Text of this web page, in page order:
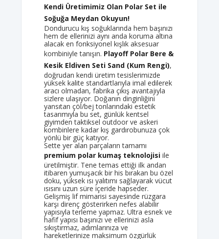
Kendi Üretimimiz Olan Polar Set ile
Soğuğa Meydan Okuyun!
Dondurucu kış soğuklarında hem başınızı
hem de ellerinizi aynı anda koruma altına
alacak en fonksiyonel kışlık aksesuar
kombiniyle tanışın. Playoff Polar Bere &
Kesik Eldiven Seti Sand (Kum Rengi),
doğrudan kendi üretim tesislerimizde
yüksek kalite standartlarıyla imal edilerek
aracı olmadan, fabrika çıkış avantajıyla
sizlere ulaşıyor. Doğanın dinginliğini
yansıtan çöl/bej tonlarındaki estetik
tasarımıyla bu set, günlük kentsel
giyimden taktiksel outdoor ve askeri
kombinlere kadar kış gardırobunuza çok
yönlü bir güç katıyor.
Sette yer alan parçaların tamamı
premium polar kumaş teknolojisiile
üretilmiştir. Tene temas ettiği ilk andan
itibaren yumuşacık bir his bırakan bu özel
doku, yüksek ısı yalıtımı sağlayarak vücut
ısısını uzun süre içeride hapseder.
Gelişmiş lif mimarisi sayesinde rüzgara
karşı direnç gösterirken nefes alabilir
yapısıyla terleme yapmaz. Ultra esnek ve
hafif yapısı başınızı ve ellerinizi asla
sıkıştırmaz, adımlarınıza ve
hareketlerinize maksimum özgürlük